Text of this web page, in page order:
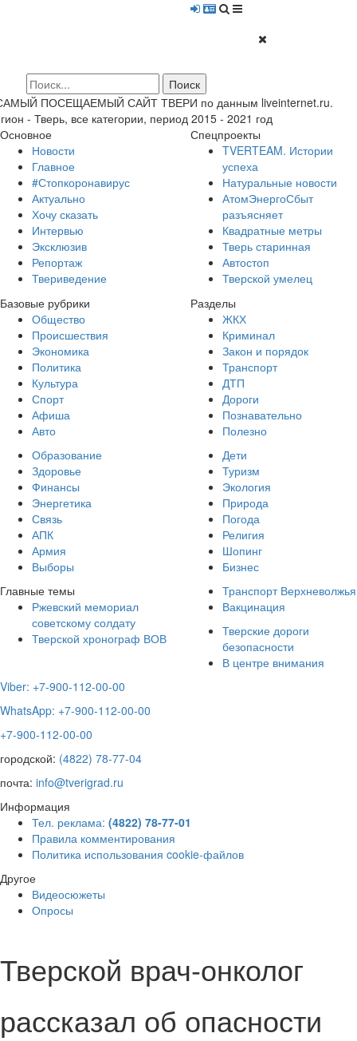
ПОСЕЩАЕМЫЙ САЙТ ТВЕРИ по данным liveinternet.ru.
- Тверь, все категории, период 2015 - 2021 год
Основное
Новости
Главное
#Стопкоронавирус
Актуально
Хочу сказать
Интервью
Эксклюзив
Репортаж
Твериведение
Спецпроекты
TVERTEAM. Истории
успеха
Натуральные новости
АтомЭнергоСбыт
разъясняет
Квадратные метры
Тверь старинная
Автостоп
Тверской умелец
Базовые рубрики
Общество
Происшествия
Экономика
Политика
Культура
Спорт
Афиша
Авто
Разделы
ЖКХ
Криминал
Закон и порядок
Транспорт
ДТП
Дороги
Познавательно
Полезно
Образование
Здоровье
Финансы
Энергетика
Связь
АПК
Армия
Выборы
Дети
Туризм
Экология
Природа
Погода
Религия
Шопинг
Бизнес
Главные темы
Ржевский мемориал
советскому солдату
Тверской хронограф ВОВ
Транспорт Верхневолжья
Вакцинация
Тверские дороги
безопасности
В центре внимания
Viber: +7-900-112-00-00
WhatsApp: +7-900-112-00-00
+7-900-112-00-00
городской: (4822) 78-77-04
почта: info@tverigrad.ru
Информация
Тел. реклама: (4822) 78-77-01
Правила комментирования
Политика использования cookie-файлов
Другое
Видеосюжеты
Опросы
Тверской врач-онколог
рассказал об опасности